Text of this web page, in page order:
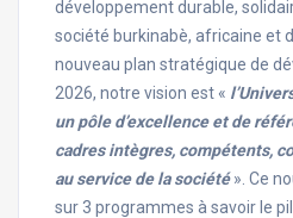
développement durable,
société burkinabè, africaine et
nouveau plan stratégique de
2026, notre vision est «
un pôle d’excellence et de
cadres intègres, compétents,
au service de la société». Ce
sur 3 programmes à savoir le